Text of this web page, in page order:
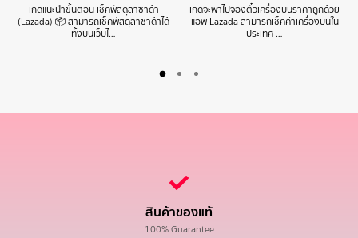
เกดแนะนำขั้นตอน เช็คพัสดุลาซาด้า
(Lazada) 📦 สามารถเช็คพัสดุลาซาด้าได้
ทั้งบนเว็บไ…
เกดจะพาไปจองตั๋วเครื่องบินราคาถูกด้วย
แอพ Lazada สามารถเช็คค่าเครื่องบินใน
ประเทศ …
สินค้าของแท้
100% Guarantee